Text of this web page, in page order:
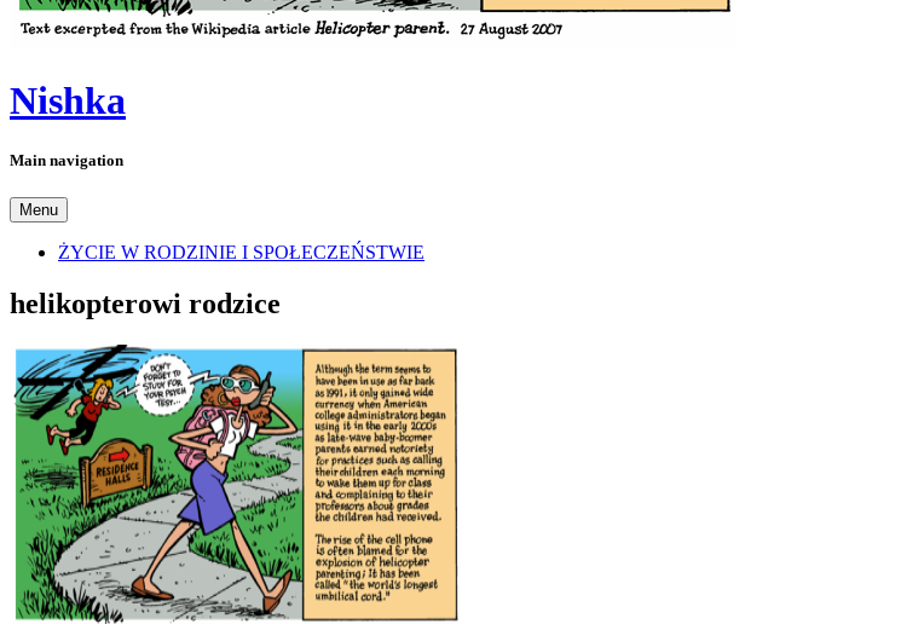
Nishka
Main navigation
Menu
ŻYCIE W RODZINIE I SPOŁECZEŃSTWIE
helikopterowi rodzice